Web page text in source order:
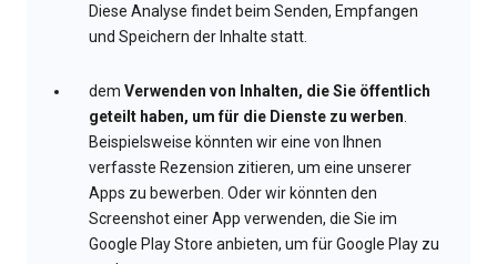
Diese Analyse findet beim Senden, Empfangen
und Speichern der Inhalte statt.
dem Verwenden von Inhalten, die Sie öffentlich
geteilt haben, um für die Dienste zu werben.
Beispielsweise könnten wir eine von Ihnen
verfasste Rezension zitieren, um eine unserer
Apps zu bewerben. Oder wir könnten den
Screenshot einer App verwenden, die Sie im
Google Play Store anbieten, um für Google Play zu